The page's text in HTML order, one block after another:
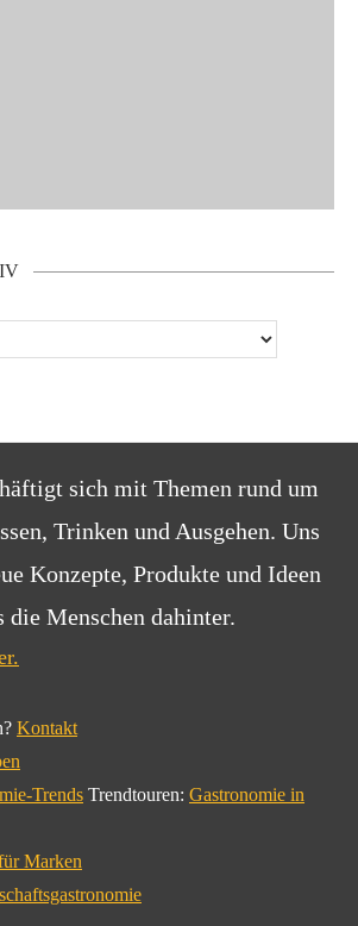
sich mit Themen rund um
Trinken und Ausgehen. Uns
Konzepte, Produkte und Ideen
die Menschen dahinter.
Kontakt
Trends Trendtouren: Gastronomie in
Marken